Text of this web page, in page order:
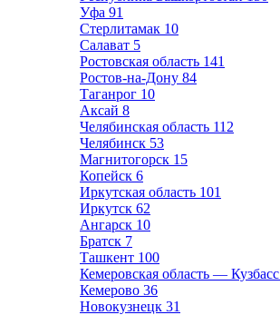
Уфа 91
Стерлитамак 10
Салават 5
Ростовская область 141
Ростов-на-Дону 84
Таганрог 10
Аксай 8
Челябинская область 112
Челябинск 53
Магнитогорск 15
Копейск 6
Иркутская область 101
Иркутск 62
Ангарск 10
Братск 7
Ташкент 100
Кемеровская область — Кузбасс
Кемерово 36
Новокузнецк 31